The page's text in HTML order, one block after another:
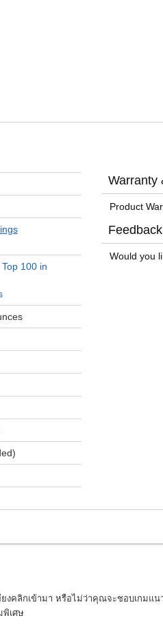
100 in
Warranty
Product
Feedback
Would you
คลิกเข้ามา หรือไม่ว่าคุณจะชอบเกม
พิเศษ